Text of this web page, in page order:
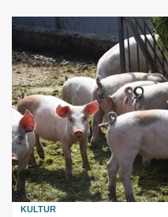
KULTUR